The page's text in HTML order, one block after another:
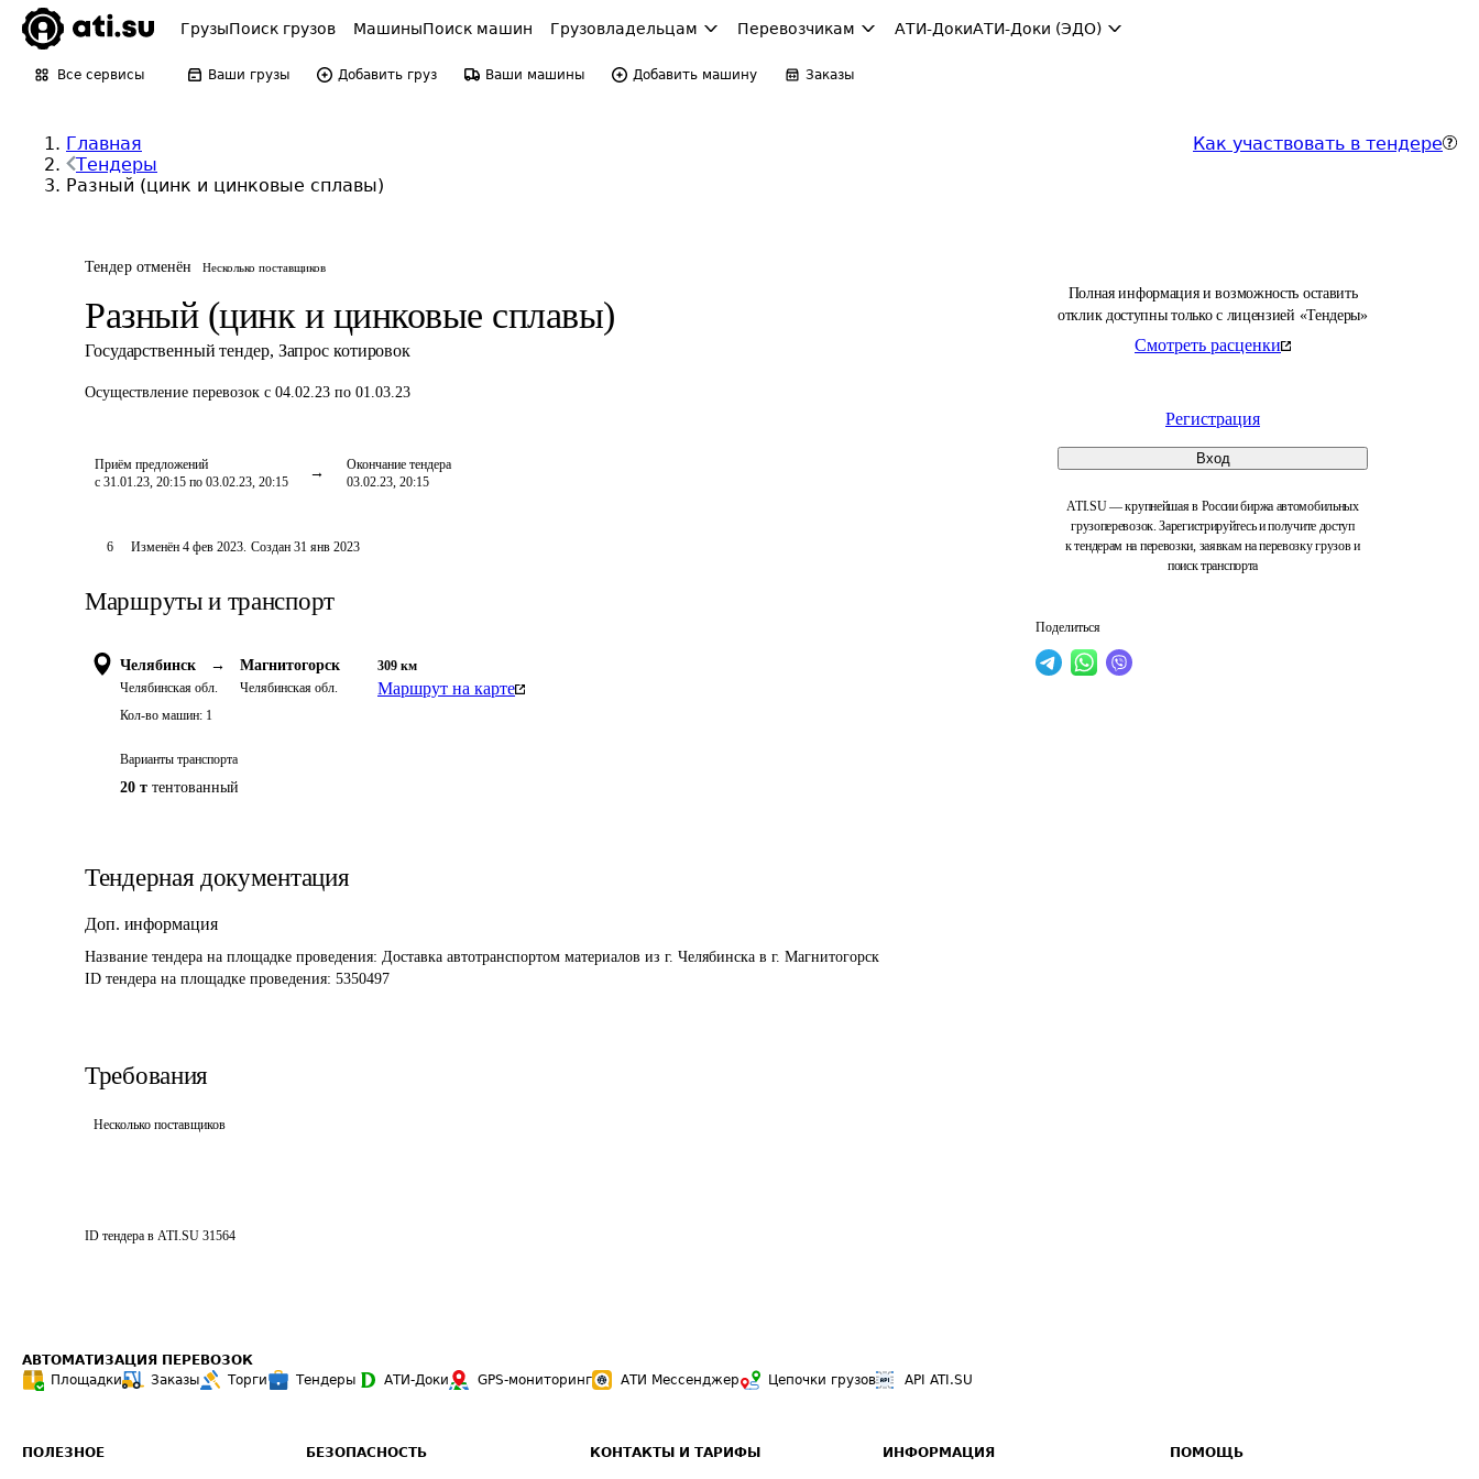
ГрузыПоиск грузов МашиныПоиск машин Грузовладельцам Перевозчикам АТИ-ДокиАТИ-Доки (ЭДО)
Все сервисы Ваши грузы Добавить груз Ваши машины Добавить машину Заказы
Главная
Тендеры
Разный (цинк и цинковые сплавы)
Как участвовать в тендере
Тендер отменён Несколько поставщиков
Разный (цинк и цинковые сплавы)
Государственный тендер, Запрос котировок
Осуществление перевозок с 04.02.23 по 01.03.23
Приём предложений
с 31.01.23, 20:15 по 03.02.23, 20:15
Окончание тендера
03.02.23, 20:15
Полная информация и возможность оставить
отклик доступны только с лицензией «Тендеры»
Смотреть расценки
Регистрация
Вход
ATI.SU — крупнейшая в России биржа автомобильных
грузоперевозок. Зарегистрируйтесь и получите доступ
к тендерам на перевозки, заявкам на перевозку грузов и
поиск транспорта
Поделиться
6 Изменён 4 фев 2023. Создан 31 янв 2023
Маршруты и транспорт
Челябинск →
Челябинская обл.
Магнитогорск
Челябинская обл.
309 км
Маршрут на карте
Кол-во машин: 1
Варианты транспорта
20 т тентованный
Тендерная документация
Доп. информация
Название тендера на площадке проведения: Доставка автотранспортом материалов из г. Челябинска в г. Магнитогорск
ID тендера на площадке проведения: 5350497
Требования
Несколько поставщиков
ID тендера в ATI.SU 31564
АВТОМАТИЗАЦИЯ ПЕРЕВОЗОК
Площадки
Заказы Торги Тендеры АТИ-Доки GPS-мониторинг АТИ Мессенджер Цепочки грузов API ATI.SU
ПОЛЕЗНОЕ БЕЗОПАСНОСТЬ КОНТАКТЫ И ТАРИФЫ ИНФОРМАЦИЯ ПОМОЩЬ